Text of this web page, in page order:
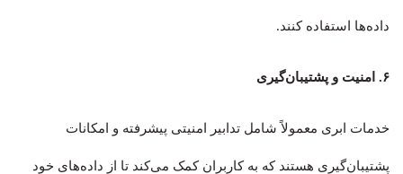
داده‌ها استفاده کنند.
۶. امنیت و پشتیبان‌گیری
خدمات ابری معمولاً شامل تدابیر امنیتی پیشرفته و امکانات
پشتیبان‌گیری هستند که به کاربران کمک می‌کند تا از داده‌های خود